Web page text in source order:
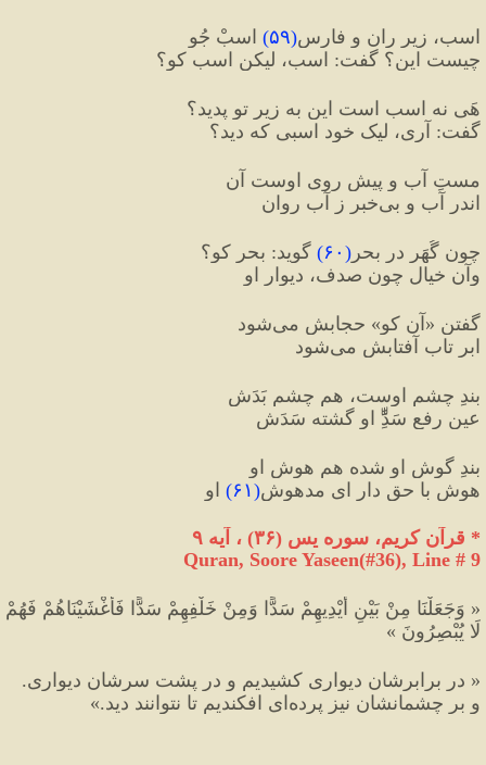
اسب، زیرِ ران و فارِس(۵۹) اسبْ جُو
چیست این؟ گفت: اسب، لیکن اسب کو؟
هَی نه اسب است این به زیرِ تو پدید؟
گفت: آری، لیک خود اسبی که دید؟
مستِ آب و پیشِ رویِ اوست آن
اندر آب و بی‌خبر ز آبِ روان
چون گُهَر در بحر ( ۶۰) گوید: بحر کو؟
وآن خیالِ چون صدف، دیوارِ او
گفتنِ «آن کو» حجابش می‌شود
ابرِ تابِ آفتابش می‌شود
بندِ چشمِ اوست، هم چشم بَدَش
عینِ رفعِ سَدِِّّ او گشته سَدَش
بندِ گوش او شده هم هوشِ او
هوش با حق دار ای مدهوشِ(۶۱) او
* قرآن کریم، سوره يس (۳۶) ، آیه ٩
Quran, Soore Yaseen(#36), Line # 9
لَا يُبْصِرُونَ »
« در برابرشان ديوارى كشيديم و در پشت سرشان ديوارى.
و بر چشمانشان نيز پرده‌اى افكنديم تا نتوانند ديد.»